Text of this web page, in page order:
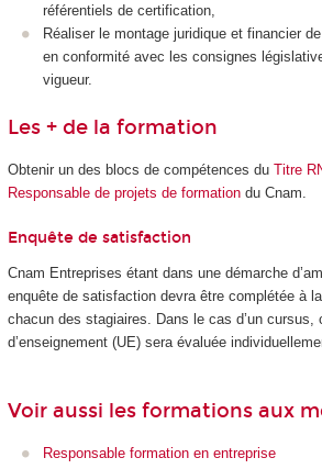
référentiels de certification,
Réaliser le montage juridique et financier
en conformité avec les consignes
vigueur.
Les + de la formation
Obtenir un des blocs de compétences du Titre
Responsable de projets de formationdu Cnam.
Enquête de satisfaction
Cnam Entreprises étant dans une démarche
enquête de satisfaction devra être complétée à
chacun des stagiaires. Dans le cas d’un cursus,
d’enseignement (UE) sera évaluée
Voir aussi les formations aux
Responsable formation en entreprise